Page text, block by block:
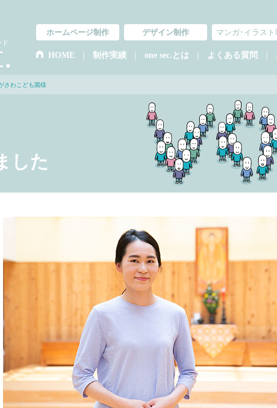
ホームページ制作 デザイン制作 マンガ･イラスト
HOME 制作実績 one sec.とは よくある質問
わこども園様
した